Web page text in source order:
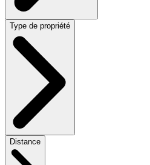
Type de propriété
Distance